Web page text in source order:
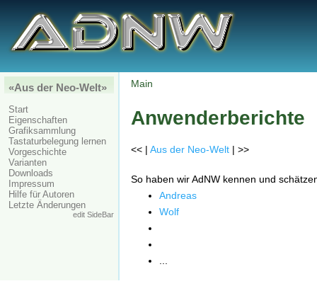
«Aus der Neo-Welt»
Start
Eigenschaften
Grafiksammlung
Tastaturbelegung lernen
Vorgeschichte
Varianten
Downloads
Impressum
Hilfe für Autoren
Letzte Änderungen
edit SideBar
Main
Anwenderberichte
<< | Aus der Neo-Welt | >>
So haben wir AdNW kennen und
Andreas
Wolf